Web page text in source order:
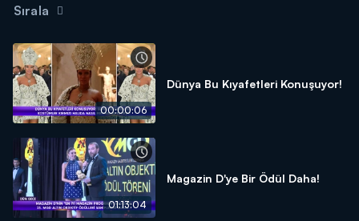
Sırala
00:00:06
Dünya Bu Kıyafetleri Konuşuyor!
01:13:04
Magazin D'ye Bir Ödül Daha!